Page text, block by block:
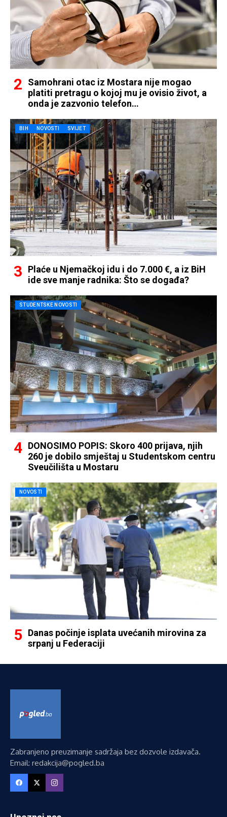
Samohrani otac iz Mostara nije mogao
platiti pretragu o kojoj mu je ovisio život, a
onda je zazvonio telefon…
BIH NOVOSTI SVIJET
Plaće u Njemačkoj idu i do 7.000 €, a iz BiH
ide sve manje radnika: Što se događa?
STUDENTSKE NOVOSTI
DONOSIMO POPIS: Skoro 400 prijava, njih
260 je dobilo smještaj u Studentskom centru
Sveučilišta u Mostaru
NOVOSTI
Danas počinje isplata uvećanih mirovina za
srpanj u Federaciji
Zabranjeno preuzimanje sadržaja bez dozvole izdavača.
Email: redakcija@pogled.ba